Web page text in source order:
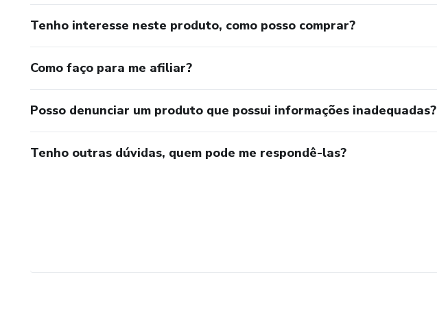
Tenho interesse neste produto, como posso comprar?
Como faço para me afiliar?
Posso denunciar um produto que possui informações inadequadas?
Tenho outras dúvidas, quem pode me respondê-las?